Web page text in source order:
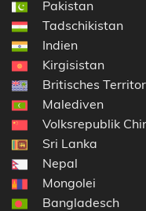
Pakistan
Tadschikistan
Indien
Kirgisistan
Britisches
Malediven
Volksrepublik
Sri Lanka
Nepal
Mongolei
Bangladesch